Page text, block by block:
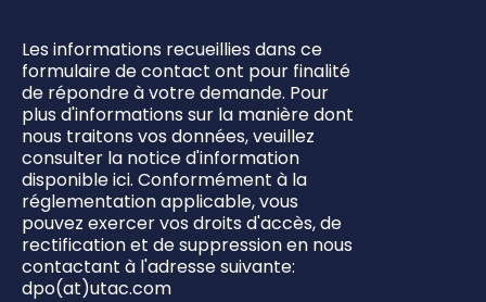
Les informations recueillies dans ce
formulaire de contact ont pour finalité
de répondre à votre demande. Pour
plus d'informations sur la manière dont
nous traitons vos données, veuillez
consulter la notice d'information
disponible ici. Conformément à la
réglementation applicable, vous
pouvez exercer vos droits d'accès, de
rectification et de suppression en nous
contactant à l'adresse suivante:
dpo(at)utac.com